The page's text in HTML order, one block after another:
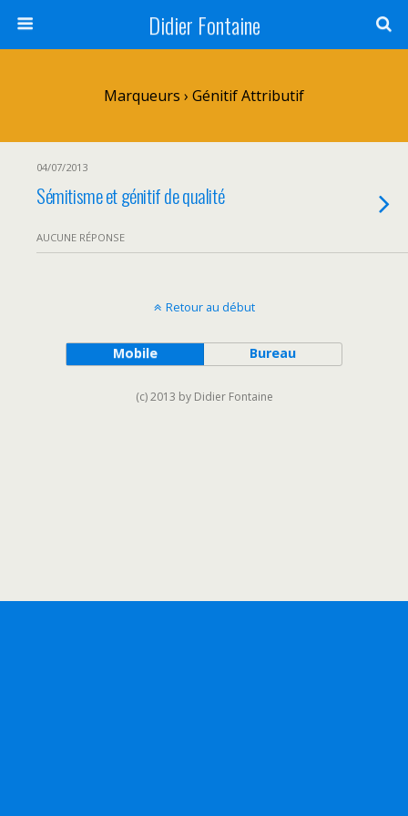
Didier Fontaine
Marqueurs › Génitif Attributif
04/07/2013
Sémitisme et génitif de qualité
AUCUNE RÉPONSE
Retour au début
Mobile Bureau
(c) 2013 by Didier Fontaine